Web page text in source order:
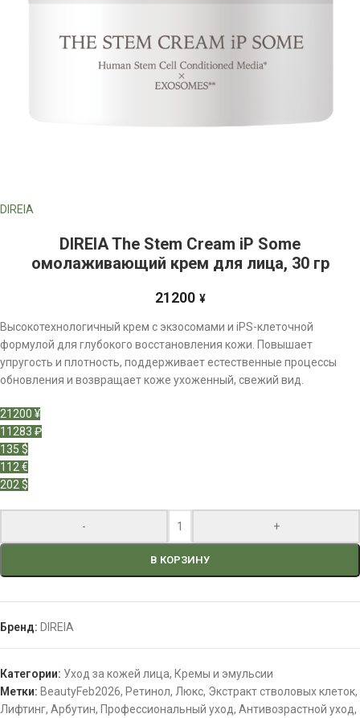
DIREIA
DIREIA The Stem Cream iP Some
омолаживающий крем для лица, 30 гр
21200 ¥
Высокотехнологичный крем с экзосомами и iPS-клеточной
формулой для глубокого восстановления кожи. Повышает
упругость и плотность, поддерживает естественные процессы
обновления и возвращает коже ухоженный, свежий вид.
21200 ¥
11283 ₽
135 $
112 €
202 $
- +
В КОРЗИНУ
Бренд: DIREIA
Категории: Уход за кожей лица, Кремы и эмульсии
Метки: BeautyFeb2026, Ретинол, Люкс, Экстракт стволовых клеток,
Лифтинг, Арбутин, Профессиональный уход, Антивозрастной уход,